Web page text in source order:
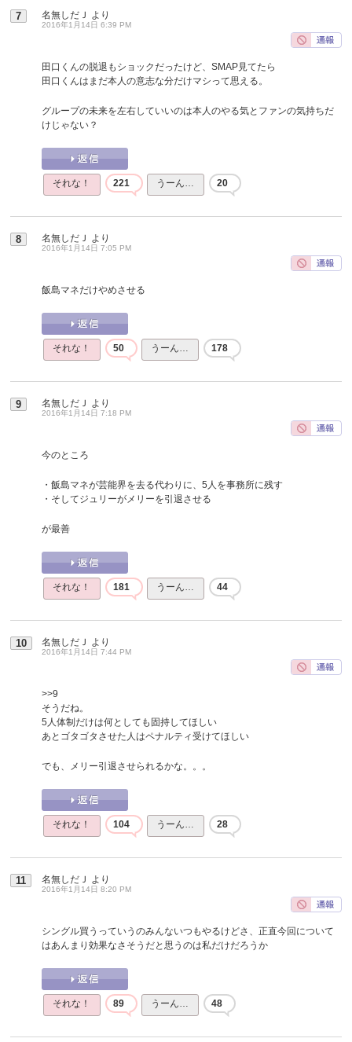
7 名無しだＪ より
2016年1月14日 6:39 PM
田口くんの脱退もショックだったけど、SMAP見てたら
田口くんはまだ本人の意志な分だけマシって思える。
グループの未来を左右していいのは本人のやる気とファンの気持ちだ
けじゃない？
それな！ 221 うーん… 20
8 名無しだＪ より
2016年1月14日 7:05 PM
飯島マネだけやめさせる
それな！ 50 うーん… 178
9 名無しだＪ より
2016年1月14日 7:18 PM
今のところ
・飯島マネが芸能界を去る代わりに、5人を事務所に残す
・そしてジュリーがメリーを引退させる
が最善
それな！ 181 うーん… 44
10 名無しだＪ より
2016年1月14日 7:44 PM
>>9
そうだね。
5人体制だけは何としても固持してほしい
あとゴタゴタさせた人はペナルティ受けてほしい
でも、メリー引退させられるかな。。。
それな！ 104 うーん… 28
11 名無しだＪ より
2016年1月14日 8:20 PM
シングル買うっていうのみんないつもやるけどさ、正直今回について
はあんまり効果なさそうだと思うのは私だけだろうか
それな！ 89 うーん… 48